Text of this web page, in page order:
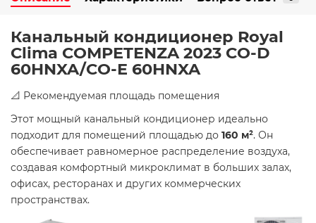
Канальный кондиционер Royal
Clima COMPETENZA 2023 CO-D
60HNXA/CO-E 60HNXA
📐 Рекомендуемая площадь помещения
Этот мощный канальный кондиционер идеально
подходит для помещений площадью до 160 м². Он
обеспечивает равномерное распределение воздуха,
создавая комфортный микроклимат в больших залах,
офисах, ресторанах и других коммерческих
пространствах.